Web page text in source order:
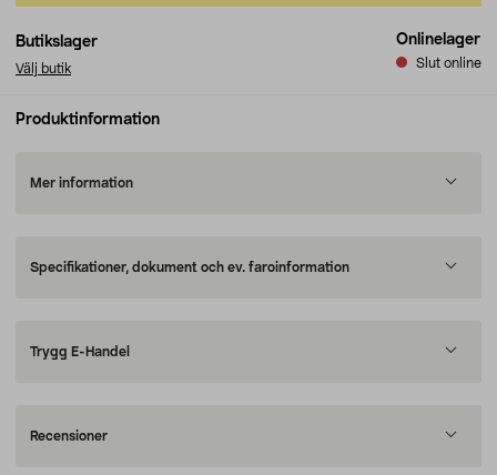
Butikslager
Välj butik
Onlinelager
Slut online
Produktinformation
Mer information
Specifikationer, dokument och ev. faroinformation
Trygg E-Handel
Recensioner